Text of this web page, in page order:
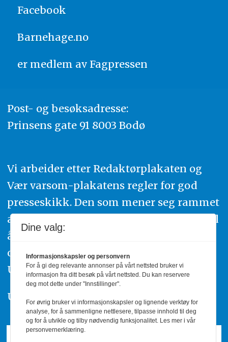
Facebook
Barnehage.no
er medlem av Fagpressen
Post- og besøksadresse:
Prinsens gate 91 8003 Bodø
Vi arbeider etter Redaktørplakaten og
Vær varsom-plakatens regler for god
presseskikk. Den som mener seg rammet
av urettmessig publisering, oppfordres til
å ta kontakt med redaksjonen. Du kan
også klage inn saker til Pressens Faglige
Utvalg,www.pfu.no.
Utgiver: PBL
Dine valg:
Informasjonskapsler og personvern
For å gi deg relevante annonser på vårt nettsted bruker vi
informasjon fra ditt besøk på vårt nettsted. Du kan reservere
deg mot dette under "Innstillinger".
For øvrig bruker vi informasjonskapsler og lignende verktøy for
analyse, for å sammenligne nettlesere, tilpasse innhold til deg
og for å utvikle og tilby nødvendig funksjonalitet. Les mer i vår
personvernerklæring.